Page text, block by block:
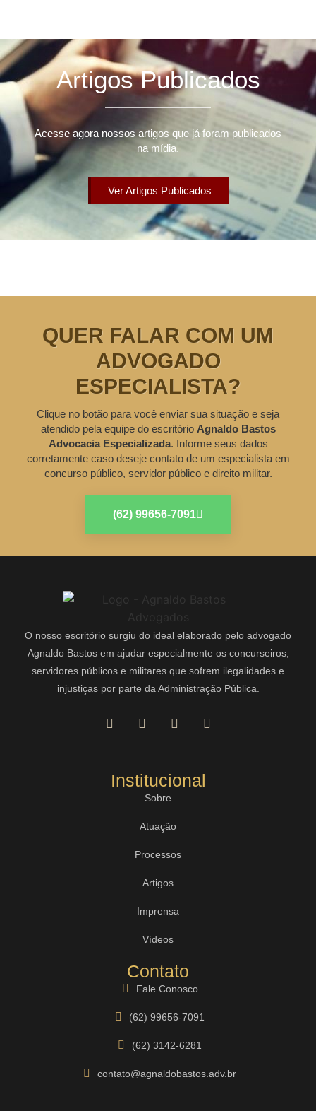
Artigos Publicados
Acesse agora nossos artigos que já foram publicados
na mídia.
Ver Artigos Publicados
QUER FALAR COM UM
ADVOGADO
ESPECIALISTA?
Clique no botão para você enviar sua situação e seja
atendido pela equipe do escritório Agnaldo Bastos
Advocacia Especializada. Informe seus dados
corretamente caso deseje contato de um especialista em
concurso público, servidor público e direito militar.
(62) 99656-7091
O nosso escritório surgiu do ideal elaborado pelo advogado
Agnaldo Bastos em ajudar especialmente os concurseiros,
servidores públicos e militares que sofrem ilegalidades e
injustiças por parte da Administração Pública.
Institucional
Sobre
Atuação
Processos
Artigos
Imprensa
Vídeos
Contato
Fale Conosco
(62) 99656-7091
(62) 3142-6281
contato@agnaldobastos.adv.br